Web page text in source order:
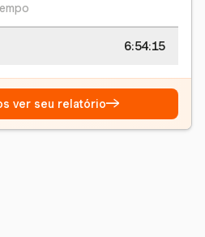
6:54:15
ver seu relatório→